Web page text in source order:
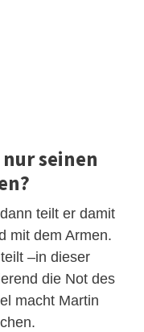
seinen
teilt er damit
mit dem Armen.
–in dieser
die Not des
macht Martin